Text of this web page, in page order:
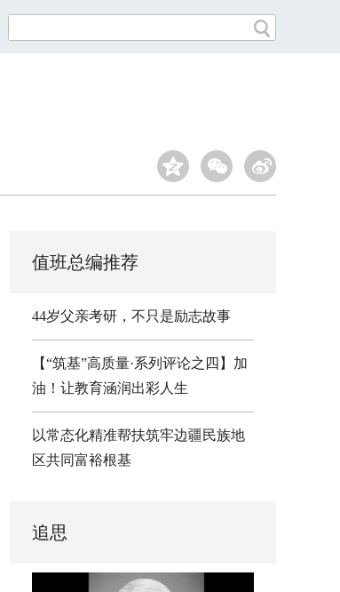
值班总编推荐
44岁父亲考研，不只是励志故事
【“筑基”高质量·系列评论之四】加
油！让教育涵润出彩人生
以常态化精准帮扶筑牢边疆民族地
区共同富裕根基
追思